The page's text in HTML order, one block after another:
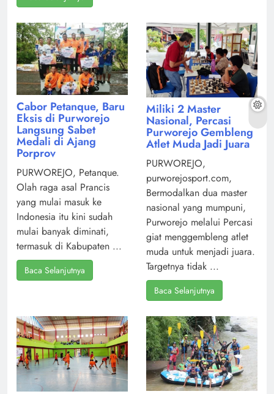
Cabor Petanque, Baru
Eksis di Purworejo
Langsung Sabet
Medali di Ajang
Porprov
PURWOREJO, Petanque.
Olah raga asal Prancis
yang mulai masuk ke
Indonesia itu kini sudah
mulai banyak diminati,
termasuk di Kabupaten ...
Baca Selanjutnya
Miliki 2 Master
Nasional, Percasi
Purworejo Gembleng
Atlet Muda Jadi Juara
PURWOREJO,
purworejosport.com,
Bermodalkan dua master
nasional yang mumpuni,
Purworejo melalui Percasi
giat menggembleng atlet
muda untuk menjadi juara.
Targetnya tidak ...
Baca Selanjutnya